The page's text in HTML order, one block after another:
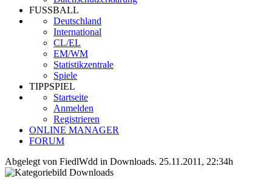
FUSSBALL
Deutschland
International
CL/EL
EM/WM
Statistikzentrale
Spiele
TIPPSPIEL
Startseite
Anmelden
Registrieren
ONLINE MANAGER
FORUM
Abgelegt von FiedlWdd in Downloads. 25.11.2011, 22:34h